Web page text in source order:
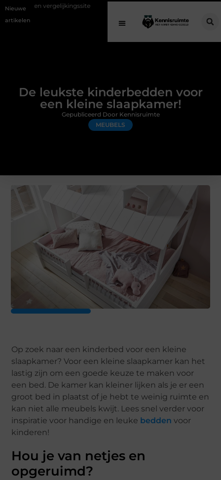
Nieuwe
artikelen
Schenking aan een goed doel: waarom geven
De leukste kinderbedden voor
een kleine slaapkamer!
MEUBELS
Gepubliceerd Door Kennisruimte
Op zoek naar een kinderbed voor een kleine
slaapkamer? Voor een kleine slaapkamer kan het
lastig zijn om een goede keuze te maken voor
een bed. De kamer kan kleiner lijken als je er een
groot bed in plaatst of je hebt te weinig ruimte en
kan niet alle meubels kwijt. Lees snel verder voor
inspiratie voor handige en leuke bedden voor
kinderen!
Hou je van netjes en
opgeruimd?